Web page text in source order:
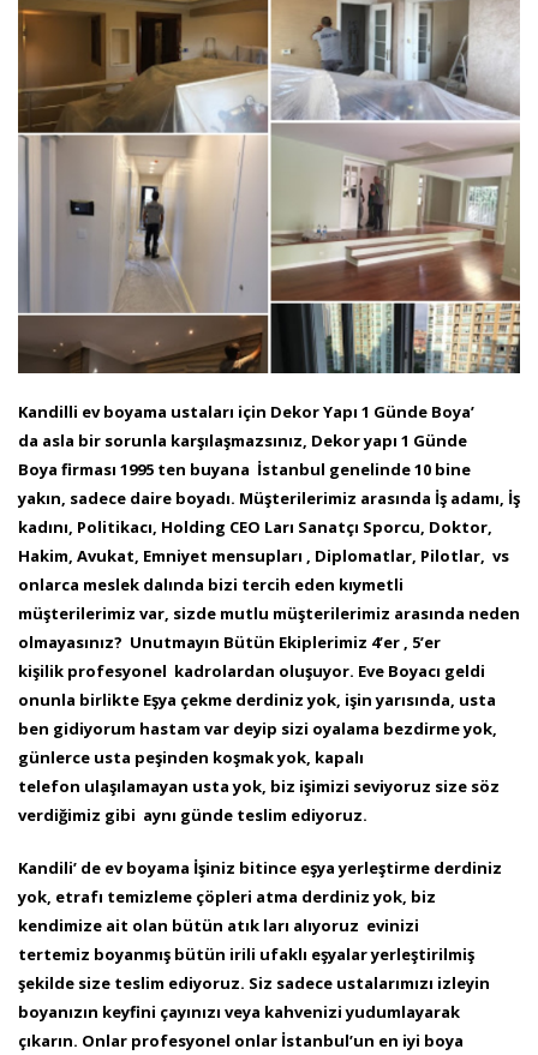
Kandilli ev boyama ustaları için Dekor Yapı 1 Günde Boya’
da asla bir sorunla karşılaşmazsınız, Dekor yapı 1 Günde
Boya firması 1995 ten buyana İstanbul genelinde 10 bine
yakın, sadece daire boyadı. Müşterilerimiz arasında İş adamı, İş
kadını, Politikacı, Holding CEO Ları Sanatçı Sporcu, Doktor,
Hakim, Avukat, Emniyet mensupları , Diplomatlar, Pilotlar, vs
onlarca meslek dalında bizi tercih eden kıymetli
müşterilerimiz var, sizde mutlu müşterilerimiz arasında neden
olmayasınız? Unutmayın Bütün Ekiplerimiz 4’er , 5’er
kişilik profesyonel kadrolardan oluşuyor. Eve Boyacı geldi
onunla birlikte Eşya çekme derdiniz yok, işin yarısında, usta
ben gidiyorum hastam var deyip sizi oyalama bezdirme yok,
günlerce usta peşinden koşmak yok, kapalı
telefon ulaşılamayan usta yok, biz işimizi seviyoruz size söz
verdiğimiz gibi aynı günde teslim ediyoruz.
Kandili’ de ev boyama İşiniz bitince eşya yerleştirme derdiniz
yok, etrafı temizleme çöpleri atma derdiniz yok, biz
kendimize ait olan bütün atık ları alıyoruz evinizi
tertemiz boyanmış bütün irili ufaklı eşyalar yerleştirilmiş
şekilde size teslim ediyoruz. Siz sadece ustalarımızı izleyin
boyanızın keyfini çayınızı veya kahveniziyudumlayarak
çıkarın. Onlar profesyonel onlar İstanbul’un en iyi boya